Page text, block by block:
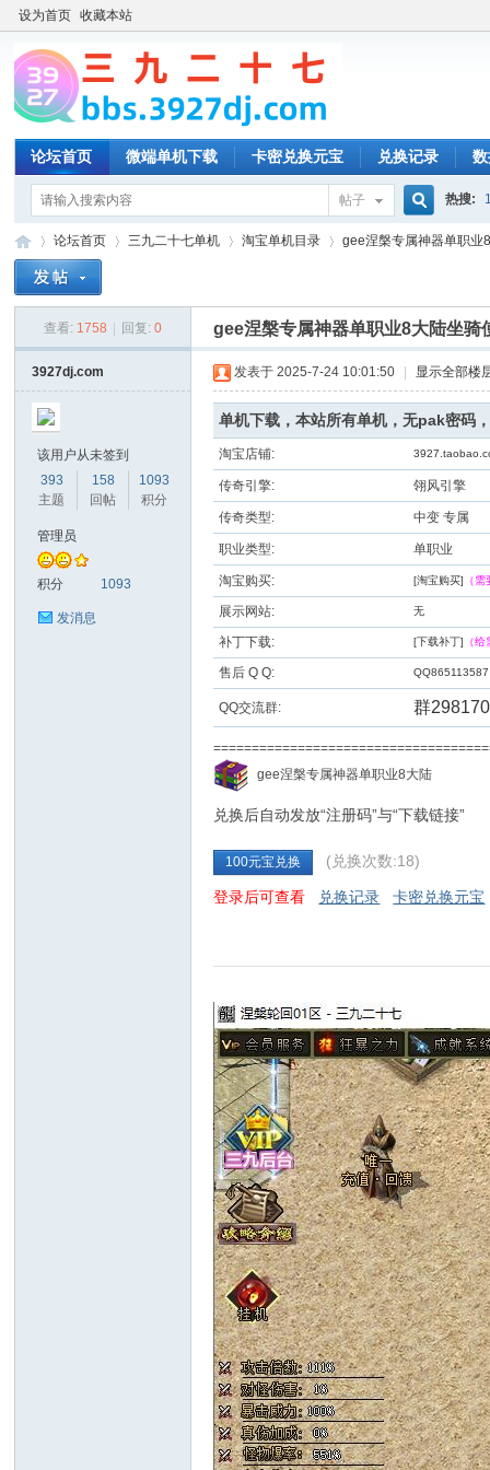
设为首页 收藏本站
论坛首页 微端单机下载 卡密兑换元宝 兑换记录
帖子
搜
索
热搜:
论坛首页 三九二十七单机
›
淘宝单机目录
›
gee涅槃专属神器单职业
查看: 1758 回复: 0 gee涅槃专属神器单职业8大陆坐骑
3927dj.com
该用户从未签到
393
主题
158
回帖
1093
积分
管理员
积分 1093
发消息
发表于 2025-7-24 10:01:50 显示全部楼
单机下载，本站所有单机，无pak密码
淘宝店铺:
传奇引擎: 翎风引擎
传奇类型: 中变 专属
职业类型: 单职业
淘宝购买: [淘宝购买] （
展示网站: 无
补丁下载: [下载补丁] （
售后 Q Q: QQ865113587
QQ交流群: 群
gee涅槃专属神器单职业8大陆
兑换后自动发放“注册码”与“下载链接”
100元宝兑换 (兑换次数:18)
登录后可查看 兑换记录 卡密兑换元宝